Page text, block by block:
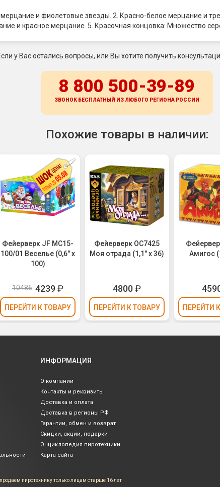
и фиолетовые звезды. 2. Красно-белое мерцание и
и красное мерцание. 5. Красочная концовка: Множество
у Вас остались вопросы, или Вы хотите получить
8 800 500-39-89
ЗВОНОК БЕСПЛАТНЫЙ ИЗ ЛЮБОГО РЕГИОНА РОССИИ
Похожие товары в наличии:
Фейерверк JF MC15-
100/01 Веселье (0,6" х
100)
10486 4239₽
ПЕРЕЙТИ К ТОВАРУ
Фейерверк ОС7425
Моя отрада (1,1" х 36)
4800₽
ПЕРЕЙТИ К ТОВАРУ
Амигос
ПЕРЕЙТИ
ИНФОРМАЦИЯ
О компании
Контакты и реквизиты
Доставка и оплата
Доставка в регионы РФ
Гарантии, обмен и возврат
Скидки, акции, подарки
Энциклопедия пиротехники
Карта сайта
пиротехнику только лицам старше 16 лет